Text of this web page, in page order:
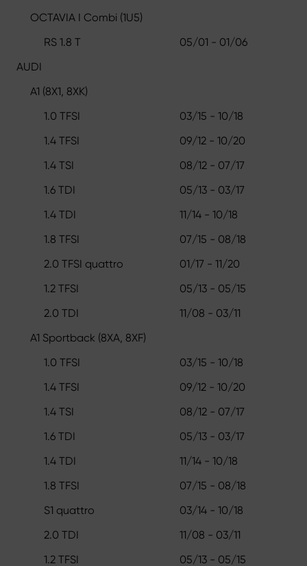
OCTAVIA I Combi (1U5)
RS 1.8 T
05/01 - 01/06
AUDI
A1 (8X1, 8XK)
1.0 TFSI
03/15 - 10/18
1.4 TFSI
09/12 - 10/20
1.4 TSI
08/12 - 07/17
1.6 TDI
05/13 - 03/17
1.4 TDI
11/14 - 10/18
1.8 TFSI
07/15 - 08/18
2.0 TFSI quattro
01/17 - 11/20
1.2 TFSI
05/13 - 05/15
2.0 TDI
11/08 - 03/11
A1 Sportback (8XA, 8XF)
1.0 TFSI
03/15 - 10/18
1.4 TFSI
09/12 - 10/20
1.4 TSI
08/12 - 07/17
1.6 TDI
05/13 - 03/17
1.4 TDI
11/14 - 10/18
1.8 TFSI
07/15 - 08/18
S1 quattro
03/14 - 10/18
2.0 TDI
11/08 - 03/11
1.2 TFSI
05/13 - 05/15